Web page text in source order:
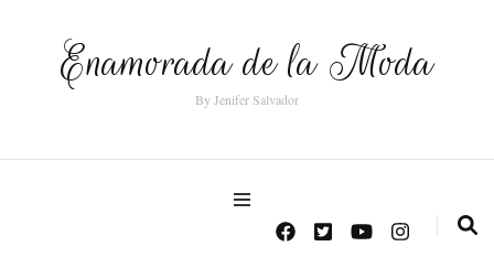
Enamorada de la Moda
By Jenifer Salvador